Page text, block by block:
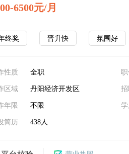
6500元/月
终奖 晋升快 氛围好
性质 全职
区域 丹阳经济开发区
年限 不限
简历 438人
职